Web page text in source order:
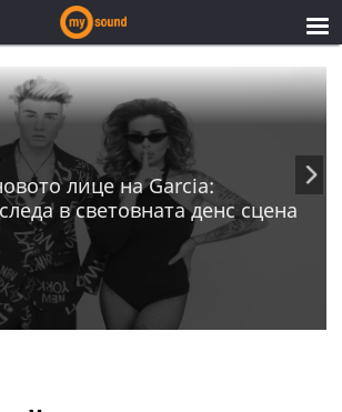
лице на Garcia:
в световната денс сцена